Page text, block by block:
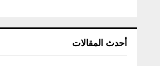
أحدث المقالات